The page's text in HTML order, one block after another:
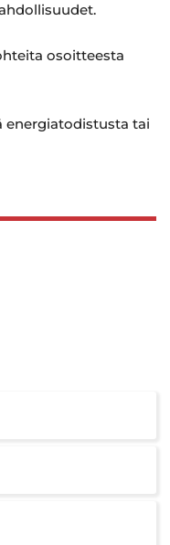
osoitteesta
energiatodistusta tai